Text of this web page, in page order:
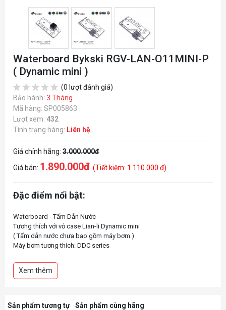
Waterboard Bykski RGV-LAN-O11MINI-P
( Dynamic mini )
(0 lượt đánh giá)
Bảo hành: 3 Tháng
Mã hàng: SP005863
Lượt xem: 432
Tình trạng hàng: Liên hệ
Giá chính hãng: 3.000.000đ
Giá bán: 1.890.000đ (Tiết kiệm: 1.110.000 đ)
Đặc điểm nổi bật:
Waterboard - Tấm Dẫn Nước
Tương thích với vỏ case Lian-li Dynamic mini
( Tấm dẫn nước chưa bao gồm máy bơm )
Máy bơm tương thích: DDC series
Xem thêm
Sản phẩm tương tự Sản phẩm cùng hãng